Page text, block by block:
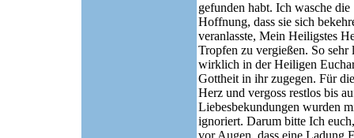
gefunden habt. Ich wasche
Hoffnung, dass sie sich
veranlasste, Mein Heiligstes
Tropfen zu vergießen. So
wirklich in der Heiligen
Gottheit in ihr zugegen. Für
Herz und vergoss restlos bis
Liebesbekundungen wurden
ignoriert. Darum bitte Ich
vor Augen, dass eine Ladung